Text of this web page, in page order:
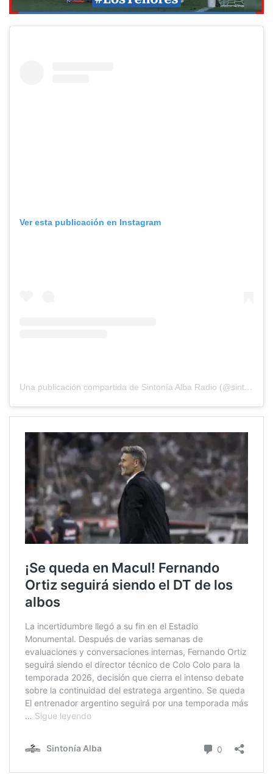
Ver esta publicación en Instagram
Una publicación compartida de Sintonía Alba Radio (@sintoniaalbaradio)